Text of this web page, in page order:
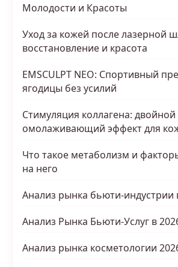
Молодости и Красоты
Уход за кожей после лазерной
восстановление и красота
EMSCULPT NEO: Спортивный
ягодицы без усилий
Стимуляция коллагена: двойной
омолаживающий эффект для
Что такое метаболизм и
на него
Анализ рынка бьюти-индустрии
Анализ Рынка Бьюти-Услуг в
Анализ рынка косметологии